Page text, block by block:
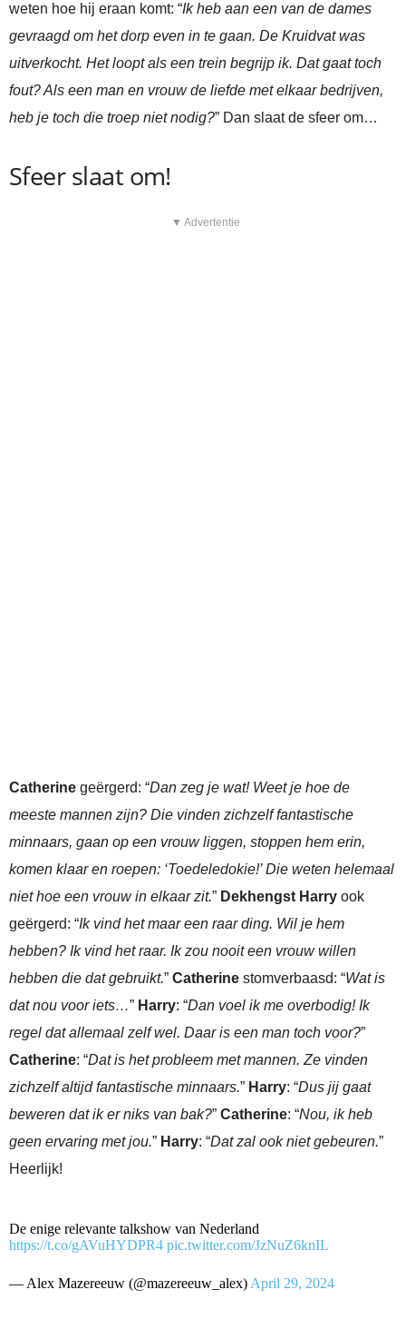
weten hoe hij eraan komt: “Ik heb aan een van de dames
gevraagd om het dorp even in te gaan. De Kruidvat was
uitverkocht. Het loopt als een trein begrijp ik. Dat gaat toch
fout? Als een man en vrouw de liefde met elkaar bedrijven,
heb je toch die troep niet nodig?” Dan slaat de sfeer om…
Sfeer slaat om!
▼ Advertentie
Catherine geërgerd: “Dan zeg je wat! Weet je hoe de
meeste mannen zijn? Die vinden zichzelf fantastische
minnaars, gaan op een vrouw liggen, stoppen hem erin,
komen klaar en roepen: ‘Toedeledokie!’ Die weten helemaal
niet hoe een vrouw in elkaar zit.” Dekhengst Harry ook
geërgerd: “Ik vind het maar een raar ding. Wil je hem
hebben? Ik vind het raar. Ik zou nooit een vrouw willen
hebben die dat gebruikt.” Catherine stomverbaasd: “Wat is
dat nou voor iets…” Harry: “Dan voel ik me overbodig! Ik
regel dat allemaal zelf wel. Daar is een man toch voor?”
Catherine: “Dat is het probleem met mannen. Ze vinden
zichzelf altijd fantastische minnaars.” Harry: “Dus jij gaat
beweren dat ik er niks van bak?” Catherine: “Nou, ik heb
geen ervaring met jou.” Harry: “Dat zal ook niet gebeuren.”
Heerlijk!
De enige relevante talkshow van Nederland
https://t.co/gAVuHYDPR4 pic.twitter.com/JzNuZ6knIL
— Alex Mazereeuw (@mazereeuw_alex)April 29, 2024